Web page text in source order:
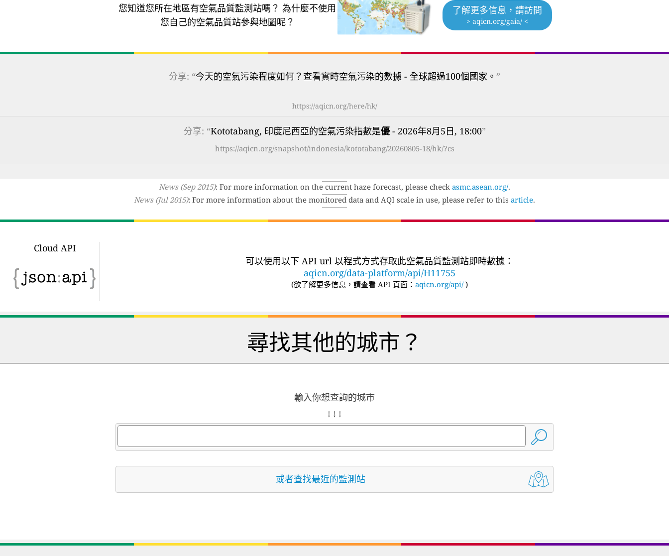
您知道您所在地區有空氣品質監測站嗎？ 為什麼不使用
您自己的空氣品質站參與地圖呢？
了解更多信息，請訪問
> aqicn.org/gaia/ <
分享: “今天的空氣污染程度如何？查看實時空氣污染的數據 - 全球超過100個國家。 ”
https://aqicn.org/here/hk/
分享: “Kototabang, 印度尼西亞的空氣污染指數是優- 2026年8月5日, 18:00”
https://aqicn.org/snapshot/indonesia/kototabang/20260805-18/hk/?cs
News (Sep 2015): For more information on the current haze forecast, please check asmc.asean.org/.
News (Jul 2015): For more information about the monitored data and AQI scale in use, please refer to this article.
Cloud API
可以使用以下 API url 以程式方式存取此空氣品質監測站即時數據：
aqicn.org/data-platform/api/H11755
(欲了解更多信息，請查看 API 頁面： aqicn.org/api/ )
尋找其他的城市？
輸入你想查詢的城市
↓ ↓ ↓
或者查找最近的監測站